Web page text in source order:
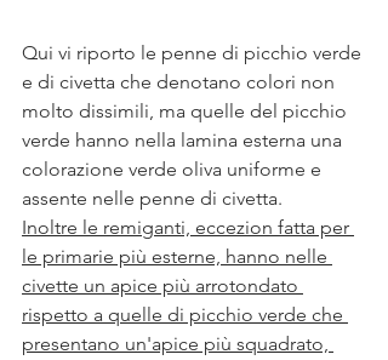
Qui vi riporto le penne di picchio verde
e di civetta che denotano colori non
molto dissimili, ma quelle del picchio
verde hanno nella lamina esterna una
colorazione verde oliva uniforme e
assente nelle penne di civetta.
Inoltre le remiganti, eccezion fatta per
le primarie più esterne, hanno nelle
civette un apice più arrotondato
rispetto a quelle di picchio verde che
presentano un'apice più squadrato,